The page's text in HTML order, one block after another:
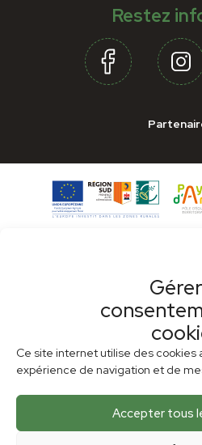
Ce site internet utilise des cookies
expérience de navigation et de
Accepter tous
Restez
Mentions légales